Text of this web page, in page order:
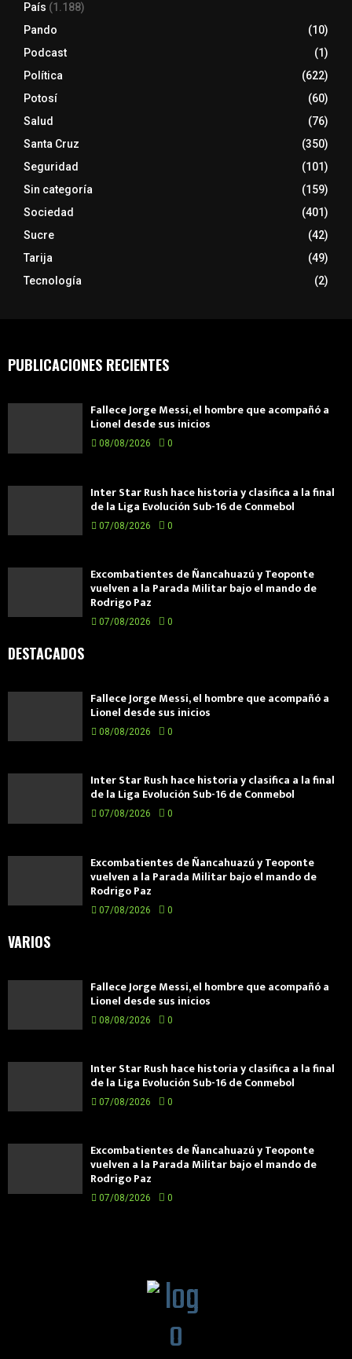
País (1.188)
Pando
(10)
Podcast
(1)
Política
(622)
Potosí
(60)
Salud
(76)
Santa Cruz
(350)
Seguridad
(101)
Sin categoría
(159)
Sociedad
(401)
Sucre
(42)
Tarija
(49)
Tecnología
(2)
PUBLICACIONES RECIENTES
Fallece Jorge Messi, el hombre que acompañó a
Lionel desde sus inicios
08/08/2026 0
Inter Star Rush hace historia y clasifica a la final
de la Liga Evolución Sub-16 de Conmebol
07/08/2026 0
Excombatientes de Ñancahuazú y Teoponte
vuelven a la Parada Militar bajo el mando de
Rodrigo Paz
07/08/2026 0
DESTACADOS
Fallece Jorge Messi, el hombre que acompañó a
Lionel desde sus inicios
08/08/2026 0
Inter Star Rush hace historia y clasifica a la final
de la Liga Evolución Sub-16 de Conmebol
07/08/2026 0
Excombatientes de Ñancahuazú y Teoponte
vuelven a la Parada Militar bajo el mando de
Rodrigo Paz
07/08/2026 0
VARIOS
Fallece Jorge Messi, el hombre que acompañó a
Lionel desde sus inicios
08/08/2026 0
Inter Star Rush hace historia y clasifica a la final
de la Liga Evolución Sub-16 de Conmebol
07/08/2026 0
Excombatientes de Ñancahuazú y Teoponte
vuelven a la Parada Militar bajo el mando de
Rodrigo Paz
07/08/2026 0